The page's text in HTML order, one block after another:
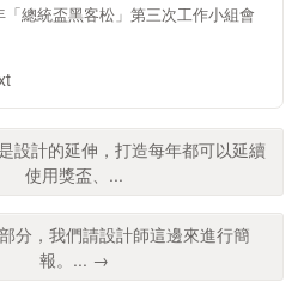
「總統盃黑客松」第三次工作小組會
設計的延伸，打造每年都可以延續
使用獎盃、...
分，我們請設計師這邊來進行簡
報。... →